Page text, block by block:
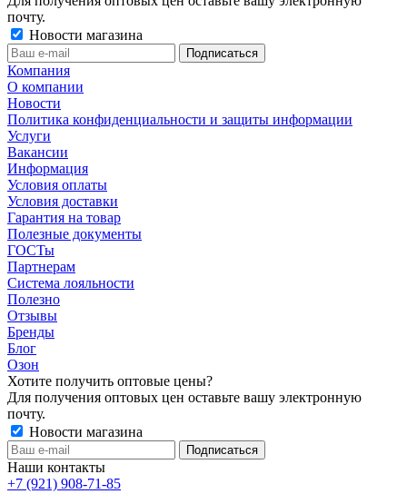
почту.
Новости магазина
Компания
О компании
Новости
Политика конфиденциальности и защиты информации
Услуги
Вакансии
Информация
Условия оплаты
Условия доставки
Гарантия на товар
Полезные документы
ГОСТы
Партнерам
Система лояльности
Полезно
Отзывы
Бренды
Блог
Озон
Хотите получить оптовые цены?
Для получения оптовых цен оставьте вашу электронную
почту.
Новости магазина
Наши контакты
+7 (921) 908-71-85